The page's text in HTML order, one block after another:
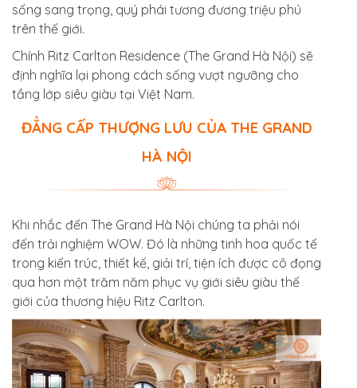
sống sang trọng, quý phái tương đương triệu phú
trên thế giới.
Chính Ritz Carlton Residence (The Grand Hà Nội) sẽ
định nghĩa lại phong cách sống vượt ngưỡng cho
tầng lớp siêu giàu tại Việt Nam.
ĐẲNG CẤP THƯỢNG LƯU CỦA THE GRAND
HÀ NỘI
Khi nhắc đến The Grand Hà Nội chúng ta phải nói
đến trải nghiệm WOW. Đó là những tinh hoa quốc tế
trong kiến trúc, thiết kế, giải trí, tiện ích được cô đọng
qua hơn một trăm năm phục vụ giới siêu giàu thế
giới của thương hiệu Ritz Carlton.